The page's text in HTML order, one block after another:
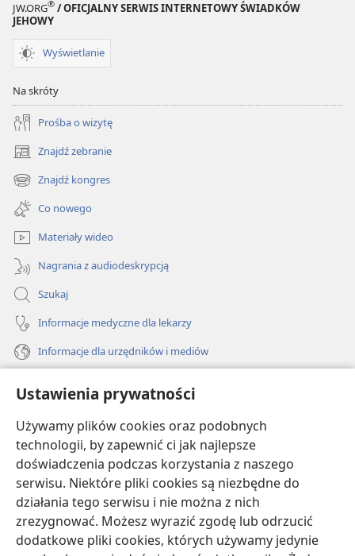
Ustawienia prywatności
Używamy plików cookies oraz podobnych
technologii, by zapewnić ci jak najlepsze
doświadczenia podczas korzystania z naszego
serwisu. Niektóre pliki cookies są niezbędne do
działania tego serwisu i nie można z nich
zrezygnować. Możesz wyrazić zgodę lub odrzucić
dodatkowe pliki cookies, których używamy jedynie
JW.ORG® / OFICJALNY SERWIS INTERNETOWY ŚWIADKÓW
JEHOWY
Wyświetlanie
Na skróty
Prośba o wizytę
Znajdź zebranie
(opens
new
window)
Znajdź kongres
(opens
new
window)
Co nowego
Materiały wideo
Nagrania z audiodeskrypcją
Szukaj
Informacje medyczne dla lekarzy
Informacje dla urzędników i mediów
Darowizny
(opens
new
window)BIBLIOTEKA INTERNETOWA Strażnicy
(opens
new
window)JW Hub
(opens
new
window)JW Library